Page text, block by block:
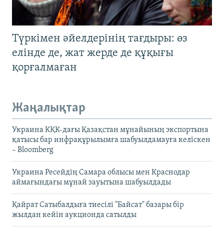
Түркімен әйелдерінің тағдыры: өз
елінде де, жат жерде де құқығы
қорғалмаған
Жаңалықтар
Украина КҚК-дағы Қазақстан мұнайының экспортына
қатысы бар инфрақұрылымға шабуылдамауға келіскен
– Bloomberg
Украина Ресейдің Самара облысы мен Краснодар
аймағындағы мұнай зауытына шабуылдады
Қайрат Сатыбалдыға тиесілі "Байсат" базары бір
жылдан кейін аукционда сатылды